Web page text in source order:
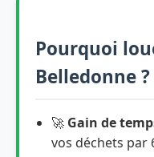
Pourquoi
Belledonne ?
🚀 Gain de
vos déchets par